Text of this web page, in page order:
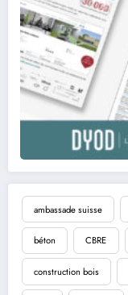
ambassade suisse
béton CBRE
construction bois